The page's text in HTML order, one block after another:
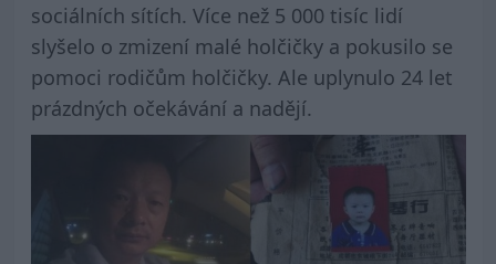
sociálních sítích. Více než 5 000 tisíc lidí
slyšelo o zmizení malé holčičky a pokusilo se
pomoci rodičům holčičky. Ale uplynulo 24 let
prázdných očekávání a nadějí.